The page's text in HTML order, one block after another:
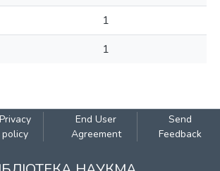
1
1
Privacy
policy
End User
Agreement
Send
Feedback